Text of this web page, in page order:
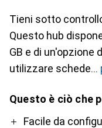
Tieni sotto
Questo hub
GB e di un'opzione
utilizzare schede
Questo è ciò che
ProFacile da
Contro